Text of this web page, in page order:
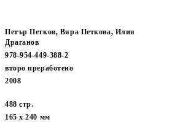
Петър Петков, Вяра Петкова, Илия
Драганов
978-954-449-388-2
второ преработено
2008
488стр.
165 x 240 мм